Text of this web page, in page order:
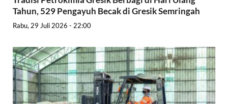
Tahun, 529 Pengayuh Becak di Gresik Semringah
Rabu, 29 Juli 2026 - 22:00